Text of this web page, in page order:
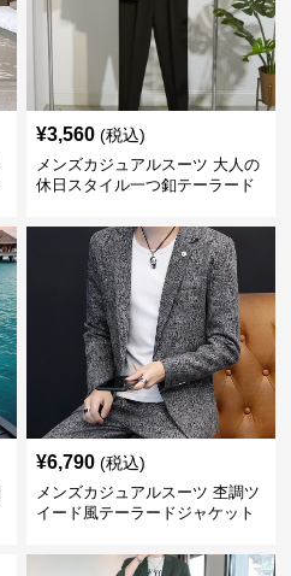
¥3,560 (税込)
メンズカジュアルスーツ 大人の
休日スタイル一つ釦テーラード
¥6,790 (税込)
メンズカジュアルスーツ 杢調ツ
イード風テーラードジャケット